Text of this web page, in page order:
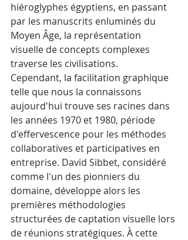
hiéroglyphes égyptiens, en passant
par les manuscrits enluminés du
Moyen Âge, la représentation
visuelle de concepts complexes
traverse les civilisations.
Cependant, la facilitation graphique
telle que nous la connaissons
aujourd'hui trouve ses racines dans
les années 1970 et 1980, période
d'effervescence pour les méthodes
collaboratives et participatives en
entreprise. David Sibbet, considéré
comme l'un des pionniers du
domaine, développe alors les
premières méthodologies
structurées de captation visuelle lors
de réunions stratégiques. À cette